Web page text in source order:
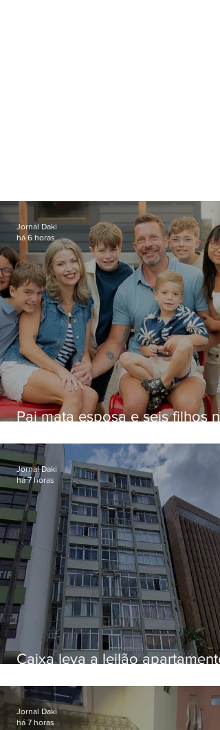
Pai mata esposa e seis filhos
Jornal Daki
há 6 horas
Caixa leva a leilão apartamento
Botafogo
Jornal Daki
há 7 horas
Jornal Daki
há 7 horas